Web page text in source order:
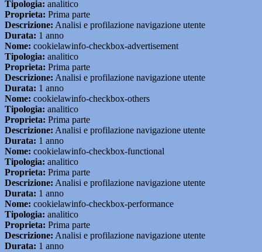
Tipologia: analitico
Proprieta: Prima parte
Descrizione: Analisi e profilazione navigazione utente
Durata: 1 anno
Nome: cookielawinfo-checkbox-advertisement
Tipologia: analitico
Proprieta: Prima parte
Descrizione: Analisi e profilazione navigazione utente
Durata: 1 anno
Nome: cookielawinfo-checkbox-others
Tipologia: analitico
Proprieta: Prima parte
Descrizione: Analisi e profilazione navigazione utente
Durata: 1 anno
Nome: cookielawinfo-checkbox-functional
Tipologia: analitico
Proprieta: Prima parte
Descrizione: Analisi e profilazione navigazione utente
Durata: 1 anno
Nome: cookielawinfo-checkbox-performance
Tipologia: analitico
Proprieta: Prima parte
Descrizione: Analisi e profilazione navigazione utente
Durata: 1 anno